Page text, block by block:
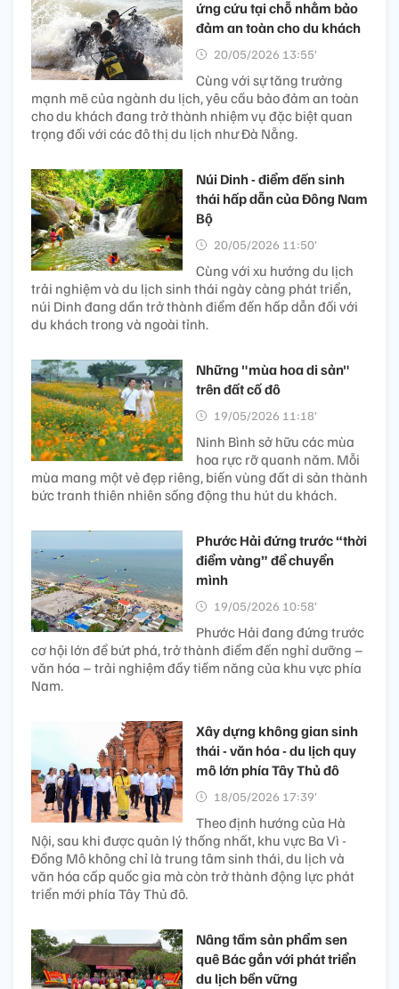
ứng cứu tại chỗ nhằm bảo
đảm an toàn cho du khách
20/05/2026 13:55’
Cùng với sự tăng trưởng
mạnh mẽ của ngành du lịch, yêu cầu bảo đảm an toàn
cho du khách đang trở thành nhiệm vụ đặc biệt quan
trọng đối với các đô thị du lịch như Đà Nẵng.
Núi Dinh - điểm đến sinh
thái hấp dẫn của Đông Nam
Bộ
20/05/2026 11:50’
Cùng với xu hướng du lịch
trải nghiệm và du lịch sinh thái ngày càng phát triển,
núi Dinh đang dần trở thành điểm đến hấp dẫn đối với
du khách trong và ngoài tỉnh.
Những "mùa hoa di sản"
trên đất cố đô
19/05/2026 11:18’
Ninh Bình sở hữu các mùa
hoa rực rỡ quanh năm. Mỗi
mùa mang một vẻ đẹp riêng, biến vùng đất di sản thành
bức tranh thiên nhiên sống động thu hút du khách.
Phước Hải đứng trước “thời
điểm vàng” để chuyển
mình
19/05/2026 10:58’
Phước Hải đang đứng trước
cơ hội lớn để bứt phá, trở thành điểm đến nghỉ dưỡng –
văn hóa – trải nghiệm đầy tiềm năng của khu vực phía
Nam.
Xây dựng không gian sinh
thái - văn hóa - du lịch quy
mô lớn phía Tây Thủ đô
18/05/2026 17:39’
Theo định hướng của Hà
Nội, sau khi được quản lý thống nhất, khu vực Ba Vì -
Đồng Mô không chỉ là trung tâm sinh thái, du lịch và
văn hóa cấp quốc gia mà còn trở thành động lực phát
triển mới phía Tây Thủ đô.
Nâng tầm sản phẩm sen
quê Bác gắn với phát triển
du lịch bền vững